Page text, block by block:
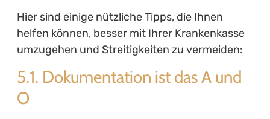
Hier sind einige nützliche Tipps, die Ihnen
helfen können, besser mit Ihrer Krankenkasse
umzugehen und Streitigkeiten zu vermeiden:
5.1. Dokumentation ist das A und
O